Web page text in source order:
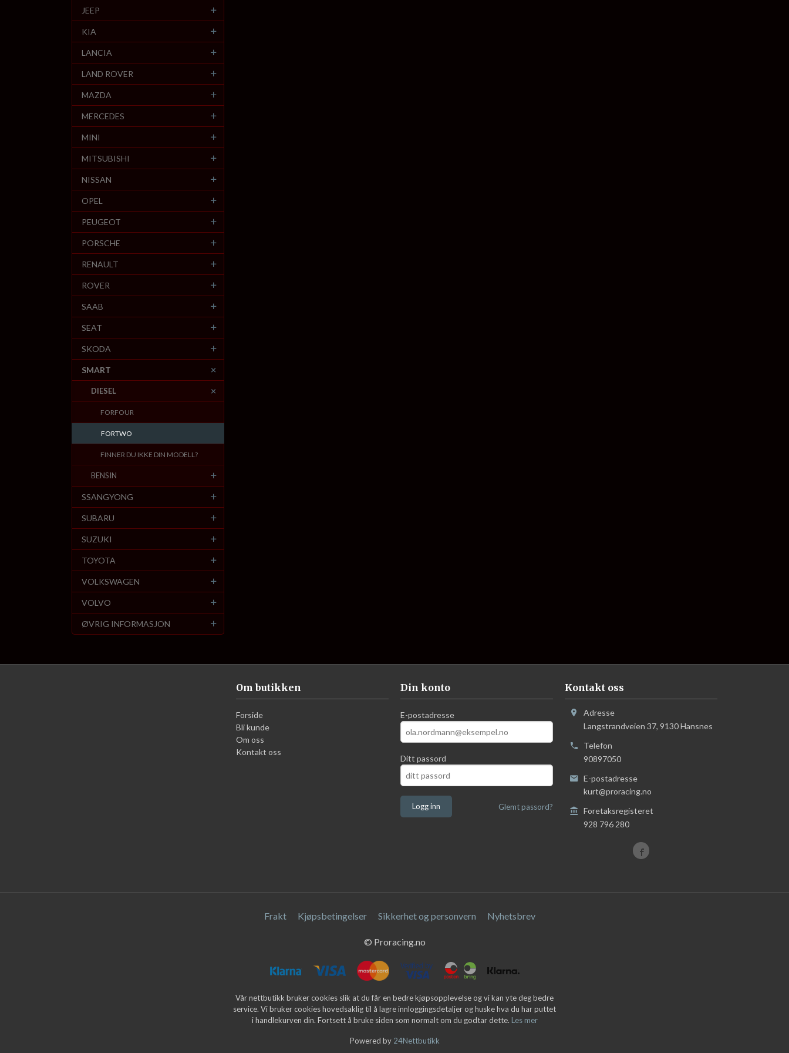
JEEP
KIA
LANCIA
LAND ROVER
MAZDA
MERCEDES
MINI
MITSUBISHI
NISSAN
OPEL
PEUGEOT
PORSCHE
RENAULT
ROVER
SAAB
SEAT
SKODA
SMART
DIESEL
FORFOUR
FORTWO
FINNER DU IKKE DIN MODELL?
BENSIN
SSANGYONG
SUBARU
SUZUKI
TOYOTA
VOLKSWAGEN
VOLVO
ØVRIG INFORMASJON
Om butikken
Forside
Bli kunde
Om oss
Kontakt oss
Din konto
E-postadresse
Ditt passord
Glemt passord?
Kontakt oss
Adresse
Langstrandveien 37, 9130Hansnes
Telefon
90897050
E-postadresse
kurt@proracing.no
Foretaksregisteret
928 796 280
Frakt Kjøpsbetingelser Sikkerhet og personvern Nyhetsbrev
© Proracing.no
Vår nettbutikk bruker cookies slik at du får en bedre kjøpsopplevelse og vi kan yte deg bedre
service. Vi bruker cookies hovedsaklig til å lagre innloggingsdetaljer og huske hva du har puttet
i handlekurven din. Fortsett å bruke siden som normalt om du godtar dette. Les mer
Powered by 24Nettbutikk